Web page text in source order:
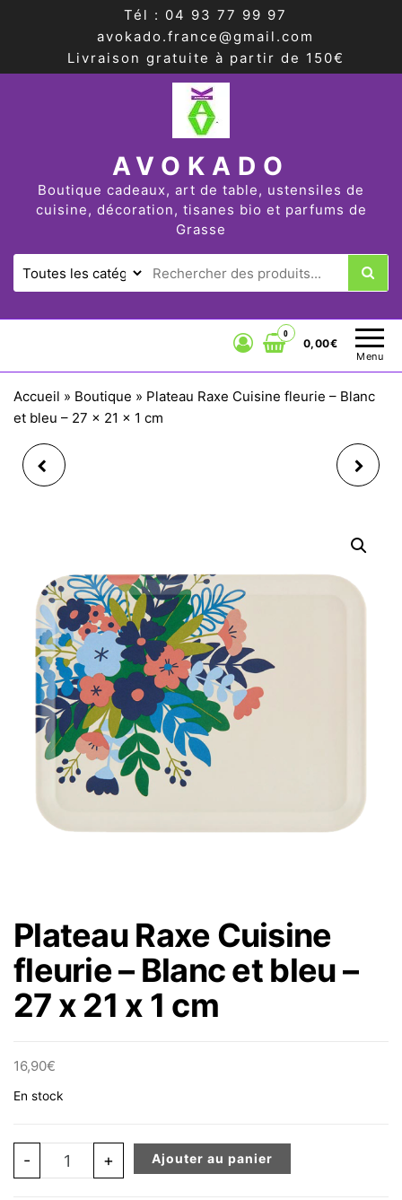
Tél : 04 93 77 99 97
avokado.france@gmail.com
Livraison gratuite à partir de 150€
AVOKADO
Boutique cadeaux, art de table, ustensiles de
cuisine, décoration, tisanes bio et parfums de
Grasse
Menu
0
0,00€
Accueil » Boutique » Plateau Raxe Cuisine fleurie – Blanc
et bleu – 27 x 21 x 1 cm
RECTANGULAIRE
Plateau Raxe Cuisine
fleurie – Blanc et bleu –
27 x 21 x 1 cm
16,90€
En stock
- quantité de Plateau Raxe Cuisine fleurie - Blanc et bleu
+ Ajouter au panier